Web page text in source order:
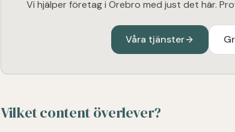
Vi hjälper företag i Örebro med just det här.
Våra tjänster
Vilket content överlever?